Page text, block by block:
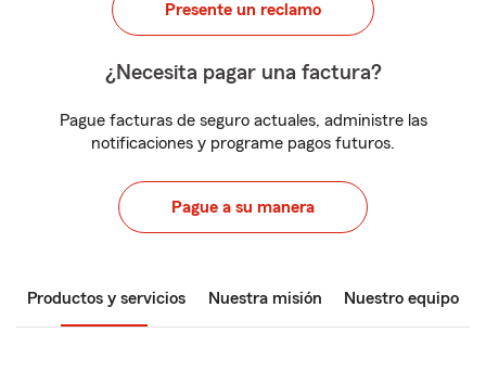
Presente un reclamo
¿Necesita pagar una factura?
Pague facturas de seguro actuales, administre las
notificaciones y programe pagos futuros.
Pague a su manera
Productos y servicios Nuestra misión Nuestro equipo